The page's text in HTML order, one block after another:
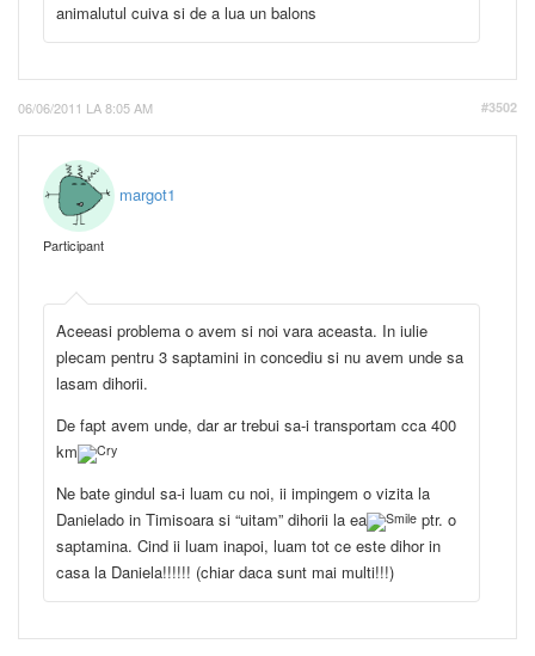
animalutul cuiva si de a lua un balons
06/06/2011 LA 8:05 AM #3502
margot1
Participant
Aceeasi problema o avem si noi vara aceasta. In iulie
plecam pentru 3 saptamini in concediu si nu avem unde sa
lasam dihorii.
De fapt avem unde, dar ar trebui sa-i transportam cca 400
km
Ne bate gindul sa-i luam cu noi, ii impingem o vizita la
Danielado in Timisoara si “uitam” dihorii la ea
ptr. o
saptamina. Cind ii luam inapoi, luam tot ce este dihor in
casa la Daniela!!!!!! (chiar daca sunt mai multi!!!)